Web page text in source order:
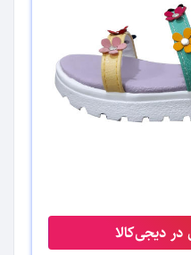
دیجی‌کالا